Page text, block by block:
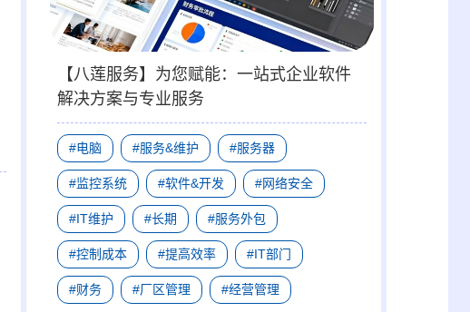
【八莲服务】为您赋能：一站式企业软件
解决方案与专业服务
#电脑 #服务&维护 #服务器
#监控系统 #软件&开发 #网络安全
#IT维护 #长期 #服务外包
#控制成本 #提高效率 #IT部门
#财务 #厂区管理 #经营管理